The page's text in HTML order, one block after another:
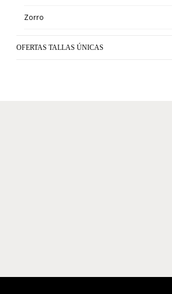
Zorro
OFERTAS TALLAS ÚNICAS